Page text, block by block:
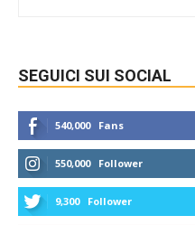
SEGUICI SUI SOCIAL
540,000 Fans
550,000 Follower
9,300 Follower